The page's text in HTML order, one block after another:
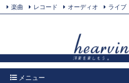
メニュー
楽曲 レコード オーディオ ライブ